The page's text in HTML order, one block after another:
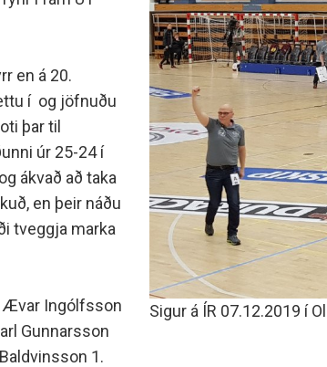
minjanefndar
Sigur á ÍR 07.12.2019 í
en á 20.
í og jöfnuðu
þar til
úr 25-24 í
ákvað að taka
en þeir náðu
tveggja marka
Ævar Ingólfsson
Gunnarsson
1.